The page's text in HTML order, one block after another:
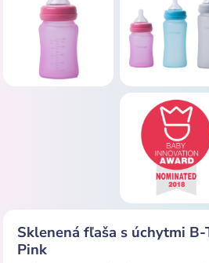
Sklenená fľaša s úchytmi
Pink